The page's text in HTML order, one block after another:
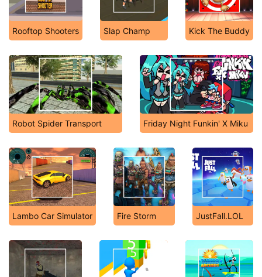
Rooftop Shooters Slap Champ Kick The Buddy
Robot Spider Transport Friday Night Funkin' X Miku
Lambo Car Simulator Fire Storm JustFall.LOL